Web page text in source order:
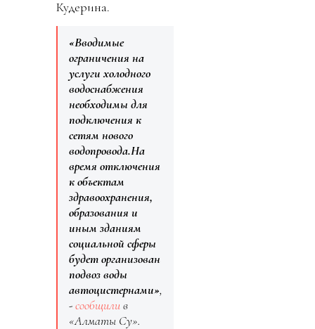
Кудерина.
«Вводимые
ограничения на
услуги холодного
водоснабжения
необходимы для
подключения к
сетям нового
водопровода.На
время отключения
к объектам
здравоохранения,
образования и
иным зданиям
социальной сферы
будет организован
подвоз воды
автоцистернами»,
-сообщилив
«Алматы Су».